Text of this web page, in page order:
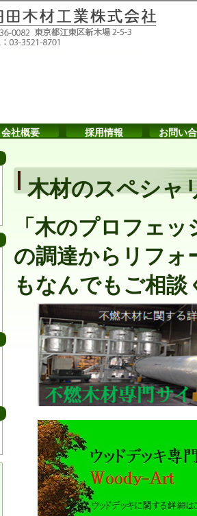
会社概要 採用情報 お問い
木材のスペシャ
「木のプロフェ
の調達からリフォ
もなんでもご相談